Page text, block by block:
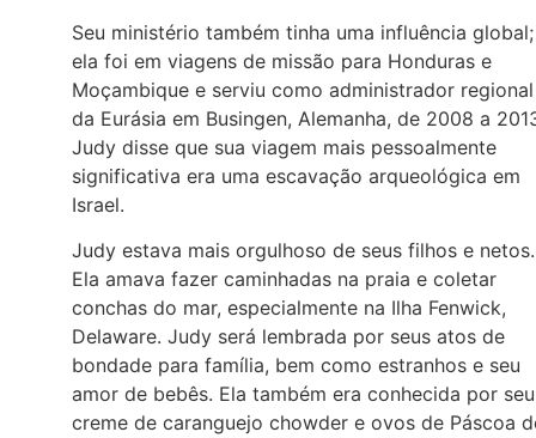
Seu ministério também tinha uma influência global;
ela foi em viagens de missão para Honduras e
Moçambique e serviu como administrador regional
da Eurásia em Busingen, Alemanha, de 2008 a
Judy disse que sua viagem mais pessoalmente
significativa era uma escavação arqueológica em
Israel.
Judy estava mais orgulhoso de seus filhos e netos.
Ela amava fazer caminhadas na praia e coletar
conchas do mar, especialmente na Ilha Fenwick,
Delaware. Judy será lembrada por seus atos de
bondade para família, bem como estranhos e seu
amor de bebês. Ela também era conhecida por seu
creme de caranguejo chowder e ovos de Páscoa